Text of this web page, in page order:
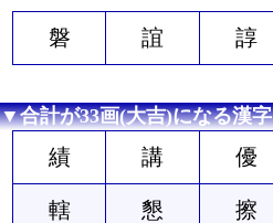
磐 誼 諄
▼合計が33画(大吉)になる漢字
績 講 優
轄 懇 擦